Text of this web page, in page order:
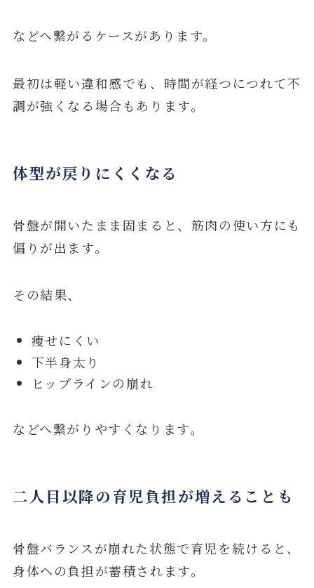
などへ繋がるケースがあります。
最初は軽い違和感でも、時間が経つにつれて不
調が強くなる場合もあります。
体型が戻りにくくなる
骨盤が開いたまま固まると、筋肉の使い方にも
偏りが出ます。
その結果、
痩せにくい
下半身太り
ヒップラインの崩れ
などへ繋がりやすくなります。
二人目以降の育児負担が増えることも
骨盤バランスが崩れた状態で育児を続けると、
身体への負担が蓄積されます。